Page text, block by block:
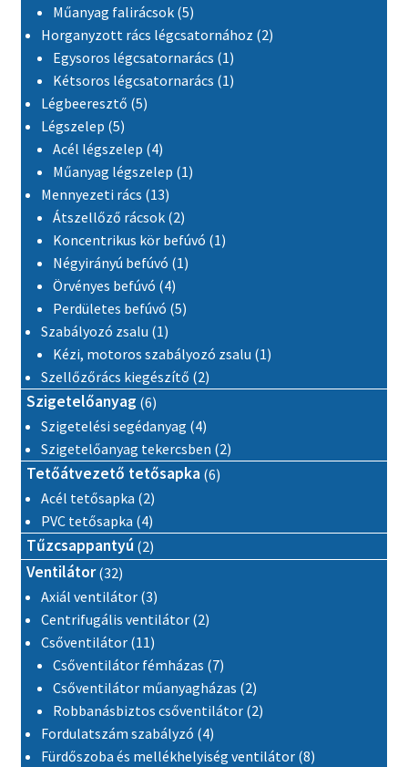
Műanyag falirácsok 55 termék
Horganyzott rács légcsatornához 22 termék
Egysoros légcsatornarács 11 termék
Kétsoros légcsatornarács 11 termék
Légbeeresztő 55 termék
Légszelep 55 termék
Acél légszelep 44 termék
Műanyag légszelep 11 termék
Mennyezeti rács 1313 termék
Átszellőző rácsok 22 termék
Koncentrikus kör befúvó 11 termék
Négyirányú befúvó 11 termék
Örvényes befúvó 44 termék
Perdületes befúvó 55 termék
Szabályozó zsalu 11 termék
Kézi, motoros szabályozó zsalu 11 termék
Szellőzőrács kiegészítő 22 termék
Szigetelőanyag 66 termék
Szigetelési segédanyag 44 termék
Szigetelőanyag tekercsben 22 termék
Tetőátvezető tetősapka 66 termék
Acél tetősapka 22 termék
PVC tetősapka 44 termék
Tűzcsappantyú 22 termék
Ventilátor 3232 termék
Axiál ventilátor 33 termék
Centrifugális ventilátor 22 termék
Csőventilátor 1111 termék
Csőventilátor fémházas 77 termék
Csőventilátor műanyagházas 22 termék
Robbanásbiztos csőventilátor 22 termék
Fordulatszám szabályzó 44 termék
Fürdőszoba és mellékhelyiség ventilátor 88 termék